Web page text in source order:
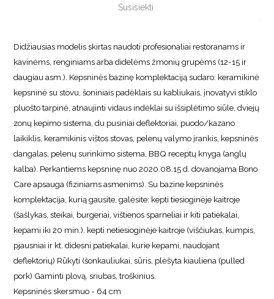
Susisiekti
Didžiausias modelis skirtas naudoti profesionaliai restoranams ir
kavinėms, renginiams arba didelėms žmonių grupėms (12-15 ir
daugiau asm.). Kepsninės bazinę komplektaciją sudaro: keramikinė
kepsninė su stovu, šoniniais padėklais su kabliukais, įnovatyvi stiklo
pluošto tarpinė, atnaujinti vidaus indėklai su išsiplėtimo siūle, dviejų
zonų kepimo sistema, du pusiniai deflektoriai, puodo/kazano
laikiklis, keramikinis vištos stovas, pelenų valymo įrankis, kepsninės
dangalas, pelenų surinkimo sistema, BBQ receptų knyga (anglų
kalba). Perkantiems kepsninę nuo 2020.08.15 d. dovanojama Bono
Care apsauga (fiziniams asmenims). Su bazine kepsninės
komplektacija, kurią gausite, galėsite: kepti tiesioginėje kaitroje
(šašlykas, steikai, burgeriai, vištienos sparneliai ir kiti patiekalai,
kepami iki 20 min.). kepti netiesioginėje kaitroje (viščiukas, kumpis,
pjausniai ir kt. didesni patiekalai, kurie kepami, naudojant
deflektorių) Rūkyti (šonkauliukai, sūris, plėšyta kiauliena (pulled
pork) Gaminti plovą, sriubas, troškinius.
Kepsninės skersmuo - 64 cm